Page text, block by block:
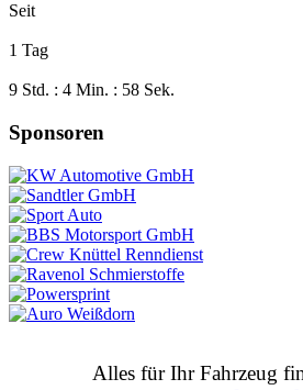
Seit
1 Tag
9 Std. : 4 Min. : 59 Sek.
Sponsoren
Alles für Ihr Fahrzeug